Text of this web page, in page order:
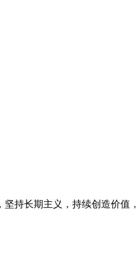
持长期主义，持续创造价值